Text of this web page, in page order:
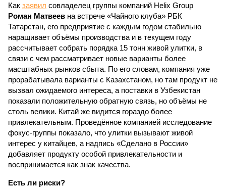
Как заявил совладелец группы компаний Helix Group
Роман Матвеев на встрече «Чайного клуба» РБК
Татарстан, его предприятие с каждым годом стабильно
наращивает объёмы производства и в текущем году
рассчитывает собрать порядка 15 тонн живой улитки, в
связи с чем рассматривает новые варианты более
масштабных рынков сбыта. По его словам, компания уже
прорабатывала варианты с Казахстаном, но там продукт не
вызвал ожидаемого интереса, а поставки в Узбекистан
показали положительную обратную связь, но объёмы не
столь велики. Китай же видится гораздо более
привлекательным. Проведённое компанией исследование
фокус-группы показало, что улитки вызывают живой
интерес у китайцев, а надпись «Сделано в России»
добавляет продукту особой привлекательности и
воспринимается как знак качества.
Есть ли риски?